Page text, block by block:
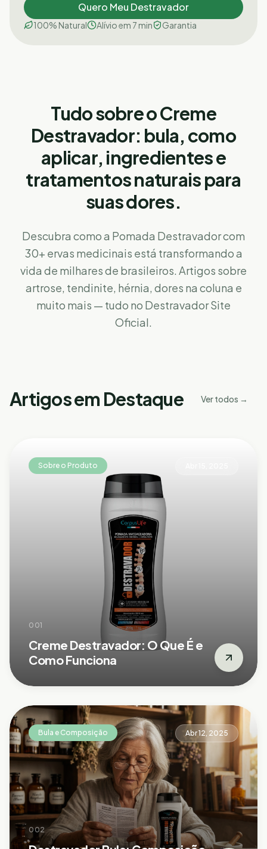
Quero Meu Destravador
100% Natural Alívio em 7 min Garantia
Tudo sobre o Creme
Destravador: bula, como
aplicar, ingredientes e
tratamentos naturais para
suas dores.
Descubra como a Pomada Destravador com
30+ ervas medicinais está transformando a
vida de milhares de brasileiros. Artigos sobre
artrose, tendinite, hérnia, dores na coluna e
muito mais — tudo no Destravador Site
Oficial.
Artigos em Destaque Ver todos →
Sobre o Produto
001
Creme Destravador: O Que É e
Como Funciona
Bula e Composição Abr 12, 2025
002